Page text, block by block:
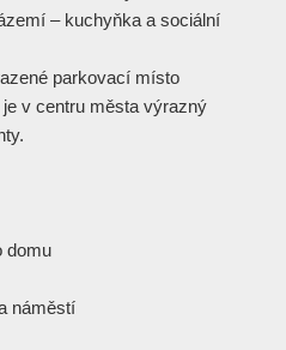
– kuchyňka a sociální
parkovací místo
v centru města výrazný
domu
náměstí